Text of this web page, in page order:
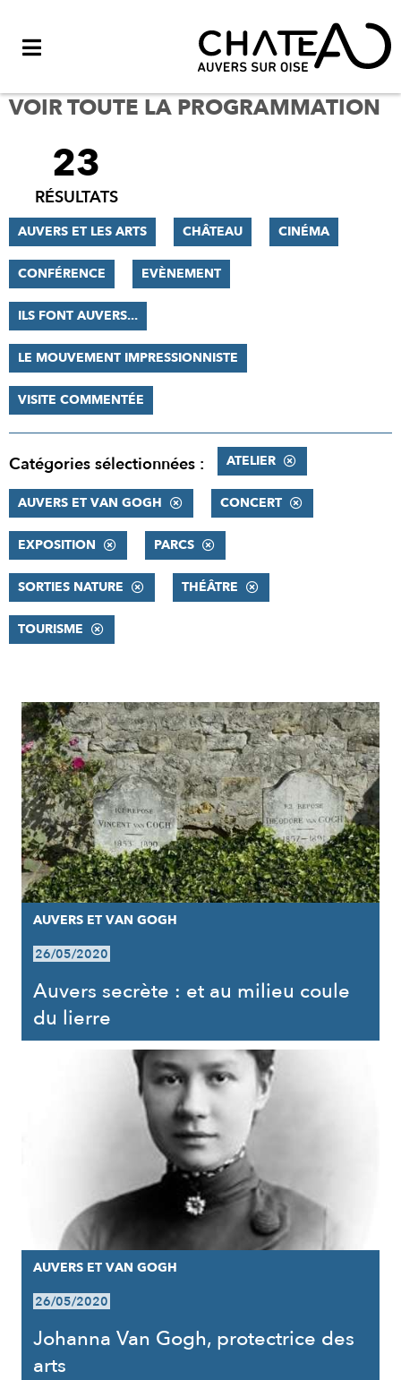
VOIR TOUTE LA PROGRAMMATION
FILTRER
RÉSULTATS
23
RÉSULTATS
AUVERS ET LES ARTS CHÂTEAU CINÉMA
CONFÉRENCE EVÈNEMENT
ILS FONT AUVERS...
LE MOUVEMENT IMPRESSIONNISTE
VISITE COMMENTÉE
Catégories sélectionnées : ATELIER
AUVERS ET VAN GOGH CONCERT
EXPOSITION PARCS
SORTIES NATURE THÉÂTRE
TOURISME
RÉSULTATS
AUVERS ET VAN GOGH
26/05/2020
Auvers secrète : et au milieu coule
du lierre
AUVERS ET VAN GOGH
26/05/2020
Johanna Van Gogh, protectrice des
arts